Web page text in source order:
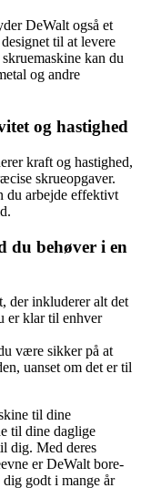
DeWalt også et
til at levere
kan du
og andre
og hastighed
kraft og hastighed,
skrueopgaver.
du arbejde effektivt
du behøver i en
der inkluderer alt det
er klar til enhver
være sikker på at
uanset om det er til
til dine
til dine daglige
dig. Med deres
er DeWalt bore-
godt i mange år